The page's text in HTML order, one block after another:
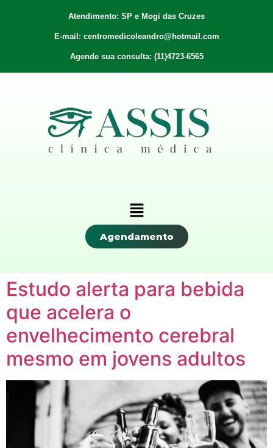
Atendimento: SP e Mogi das Cruzes
E-mail: centromedicoleandro@hotmail.com
Agende sua consulta: (11)4723-6565
Agendamento
Estudo alerta para bebida
que acelera o
envelhecimento cerebral
mesmo em jovens adultos